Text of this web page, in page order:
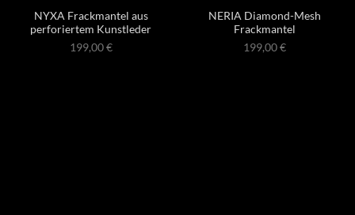
NYXA Frackmantel aus
perforiertem Kunstleder
199,00€
NERIA Diamond-Mesh
Frackmantel
199,00€